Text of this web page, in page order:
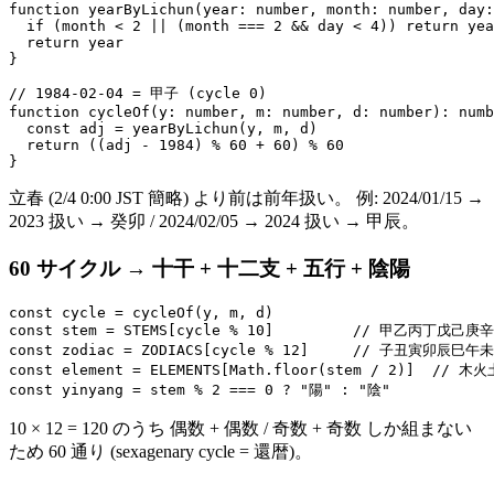
function yearByLichun(year: number, month: number,
if (month < 2 || (month === 2 && day < 4)) return
  return year
}
// 1984-02-04 = 甲子 (cycle 0)
function cycleOf(y: number, m: number, d: number):
  const adj = yearByLichun(y, m, d)
  return ((adj - 1984) % 60 + 60) % 60
立春 (2/4 0:00 JST 簡略) より前は前年扱い。 例: 2024/01/15 →
2023 扱い → 癸卯 / 2024/02/05 → 2024 扱い → 甲辰。
60 サイクル → 十干 + 十二支 + 五行 + 陰陽
const cycle = cycleOf(y, m, d)
const stem = STEMS[cycle % 10]         // 甲乙丙丁戊己庚辛
const zodiac = ZODIACS[cycle % 12]     // 子丑寅卯辰巳午未
const element = ELEMENTS[Math.floor(stem / 2)]  // 木火
10 × 12 = 120 のうち 偶数 + 偶数 / 奇数 + 奇数 しか組まない
ため 60 通り (sexagenary cycle = 還暦)。